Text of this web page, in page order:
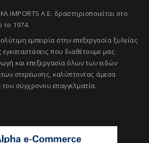
IMPORTS A.E. δραστηριοποιείται στο
1974.
εμπειρία στην επεξεργασία ξυλείας
εγκαταστάσεις που διαθέτουμε μας
και επεξεργασία όλων των ειδών
στερέωσης, καλύπτοντας άμεσα
σύγχρονου επαγγελματία.